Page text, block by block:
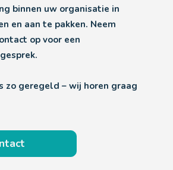
binnen uw organisatie in
en aan te pakken. Neem
op voor een
zo geregeld – wij horen graag